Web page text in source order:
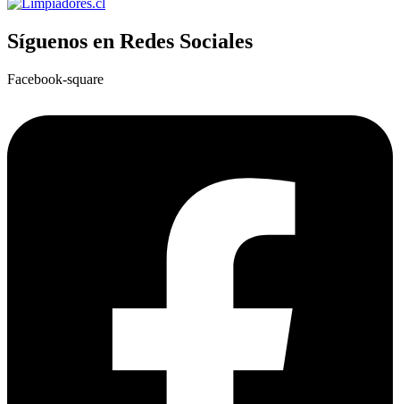
Síguenos en Redes Sociales
Facebook-square